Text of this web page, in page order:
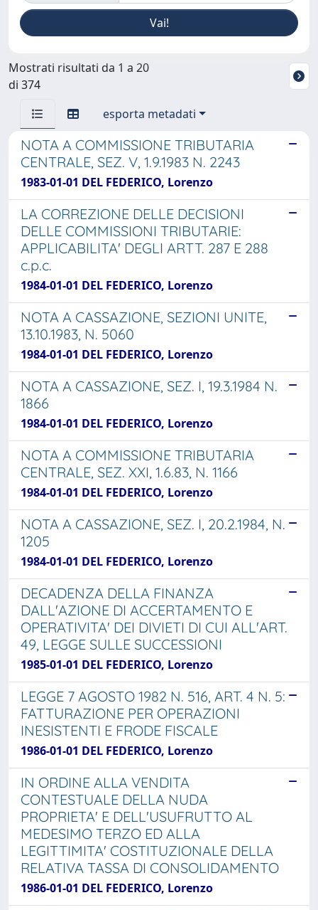
Mostrati risultati da 1 a 20
di 374
esporta metadati
NOTA A COMMISSIONE TRIBUTARIA
CENTRALE, SEZ. V, 1.9.1983 N. 2243
1983-01-01 DEL FEDERICO, Lorenzo
LA CORREZIONE DELLE DECISIONI
DELLE COMMISSIONI TRIBUTARIE:
APPLICABILITA' DEGLI ARTT. 287 E 288
c.p.c.
1984-01-01 DEL FEDERICO, Lorenzo
NOTA A CASSAZIONE, SEZIONI UNITE,
13.10.1983, N. 5060
1984-01-01 DEL FEDERICO, Lorenzo
NOTA A CASSAZIONE, SEZ. I, 19.3.1984 N.
1866
1984-01-01 DEL FEDERICO, Lorenzo
NOTA A COMMISSIONE TRIBUTARIA
CENTRALE, SEZ. XXI, 1.6.83, N. 1166
1984-01-01 DEL FEDERICO, Lorenzo
NOTA A CASSAZIONE, SEZ. I, 20.2.1984, N.
1205
1984-01-01 DEL FEDERICO, Lorenzo
DECADENZA DELLA FINANZA
DALL'AZIONE DI ACCERTAMENTO E
OPERATIVITA' DEI DIVIETI DI CUI ALL'ART.
49, LEGGE SULLE SUCCESSIONI
1985-01-01 DEL FEDERICO, Lorenzo
LEGGE 7 AGOSTO 1982 N. 516, ART. 4 N. 5:
FATTURAZIONE PER OPERAZIONI
INESISTENTI E FRODE FISCALE
1986-01-01 DEL FEDERICO, Lorenzo
IN ORDINE ALLA VENDITA
CONTESTUALE DELLA NUDA
PROPRIETA' E DELL'USUFRUTTO AL
MEDESIMO TERZO ED ALLA
LEGITTIMITA' COSTITUZIONALE DELLA
RELATIVA TASSA DI CONSOLIDAMENTO
1986-01-01 DEL FEDERICO, Lorenzo